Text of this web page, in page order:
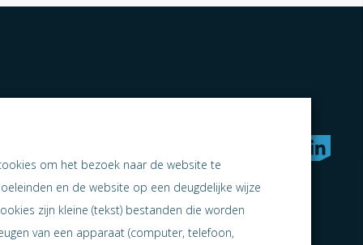
naar samen ondernemen
om het bezoek naar de website te
en de website op een deugdelijke wijze
zijn kleine (tekst) bestanden die worden
van een apparaat (computer, telefoon,